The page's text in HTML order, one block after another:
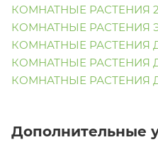
КОМНАТНЫЕ РАСТЕНИЯ
КОМНАТНЫЕ РАСТЕНИЯ
КОМНАТНЫЕ РАСТЕНИЯ
КОМНАТНЫЕ РАСТЕНИЯ
КОМНАТНЫЕ РАСТЕНИЯ
Дополнительные